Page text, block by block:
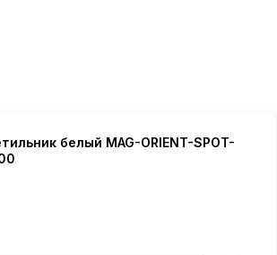
белый MAG-ORIENT-SPOT-